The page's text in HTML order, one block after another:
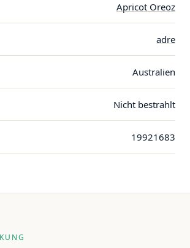
Apricot Oreoz
adre
Australien
Nicht bestrahlt
19921683